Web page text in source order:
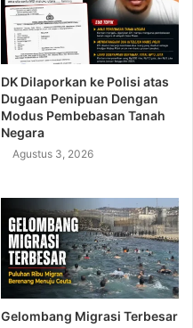
DK Dilaporkan ke Polisi atas
Dugaan Penipuan Dengan
Modus Pembebasan Tanah
Negara
Agustus 3, 2026
Gelombang Migrasi Terbesar